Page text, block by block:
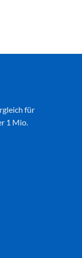
für
1 Mio.